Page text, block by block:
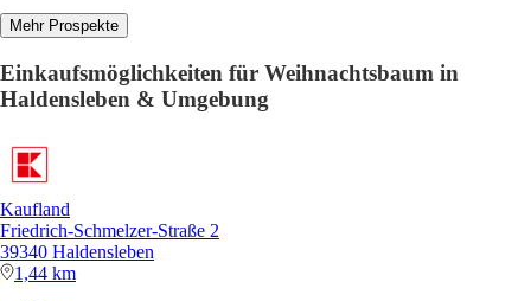
Mehr Prospekte
Einkaufsmöglichkeiten für Weihnachtsbaum in
Haldensleben & Umgebung
Kaufland
Friedrich-Schmelzer-Straße 2
39340 Haldensleben
1,44 km